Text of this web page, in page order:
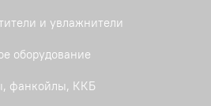
и увлажнители
оборудование
фанкойлы, ККБ